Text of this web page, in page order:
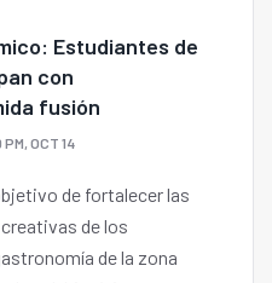
Estudiantes de
con
fusión
OCT 14
de fortalecer las
de los
de la zona